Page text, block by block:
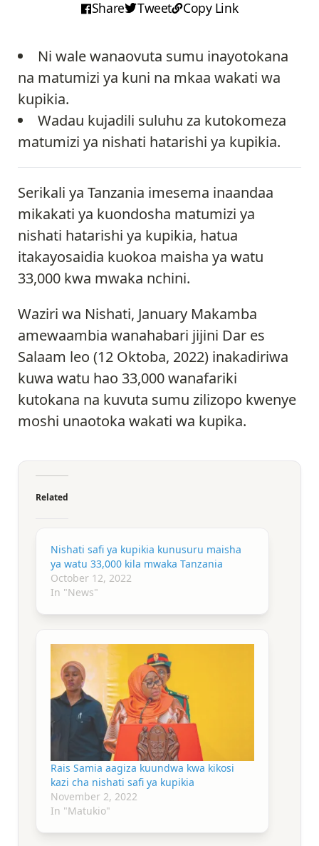
Share
Tweet Copy Link
Ni wale wanaovuta sumu inayotokana
na matumizi ya kuni na mkaa wakati wa
kupikia.
Wadau kujadili suluhu za kutokomeza
matumizi ya nishati hatarishi ya kupikia.
Serikali ya Tanzania imesema inaandaa
mikakati ya kuondosha matumizi ya
nishati hatarishi ya kupikia, hatua
itakayosaidia kuokoa maisha ya watu
33,000 kwa mwaka nchini.
Waziri wa Nishati, January Makamba
amewaambia wanahabari jijini Dar es
Salaam leo (12 Oktoba, 2022) inakadiriwa
kuwa watu hao 33,000 wanafariki
kutokana na kuvuta sumu zilizopo kwenye
moshi unaotoka wakati wa kupika.
Related
Nishati safi ya kupikia kunusuru maisha
ya watu 33,000 kila mwaka Tanzania
October 12, 2022
In "News"
Rais Samia aagiza kuundwa kwa kikosi
kazi cha nishati safi ya kupikia
November 2, 2022
In "Matukio"